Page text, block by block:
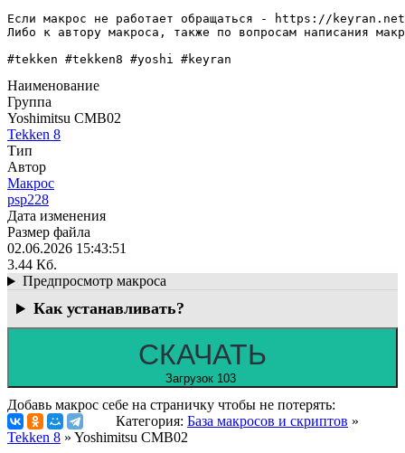
Если макрос не работает обращаться - https://
Либо к автору макроса, также по вопросам написания
#tekken #tekken8 #yoshi #keyran
Наименование
Группа
Yoshimitsu CMB02
Tekken 8
Тип
Автор
Макрос
psp228
Дата изменения
Размер файла
02.06.2026 15:43:51
3.44 Кб.
Предпросмотр макроса
Как устанавливать?
СКАЧАТЬ
Загрузок 103
Добавь макрос себе на страничку чтобы не потерять:
Категория: База макросов и скриптов »
Tekken 8 » Yoshimitsu CMB02